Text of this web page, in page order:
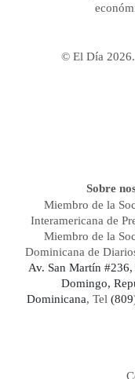
© El Día 2026.
Sobre
Miembro de la
Interamericana de
Miembro de la
Dominicana de
Av. San Martín #236,
Domingo,
Dominicana, Tel